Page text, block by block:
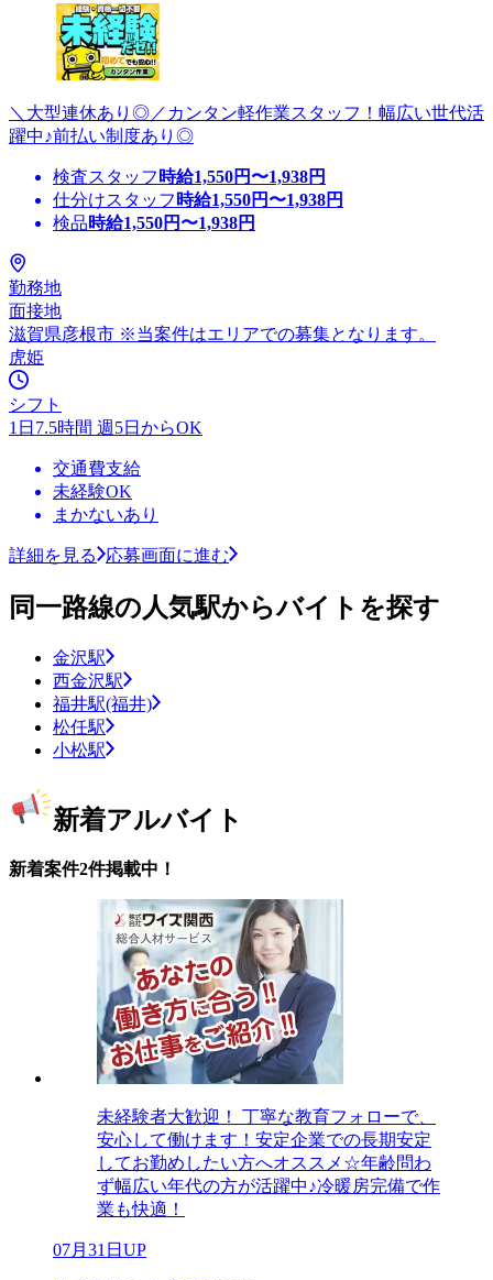
＼大型連休あり◎／カンタン軽作業スタッフ！幅広い世代活
躍中♪前払い制度あり◎
検査スタッフ 時給1,550円〜1,938円
仕分けスタッフ 時給1,550円〜1,938円
検品時給1,550円〜1,938円
勤務地
面接地
滋賀県彦根市 ※当案件はエリアでの募集となります。
虎姫
シフト
1日7.5時間 週5日からOK
交通費支給
未経験OK
まかないあり
詳細を見る 応募画面に進む
同一路線の人気駅からバイトを探す
金沢駅
西金沢駅
福井駅(福井)
松任駅
小松駅
新着アルバイト
新着案件2件掲載中！
未経験者大歓迎！ 丁寧な教育フォローで、
安心して働けます！安定企業での長期安定
してお勤めしたい方へオススメ☆年齢問わ
ず幅広い年代の方が活躍中♪冷暖房完備で作
業も快適！
07月31日UP